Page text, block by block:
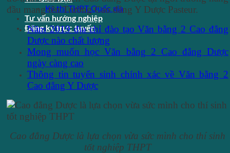
Kỳ thi THPT Quốc gia
Tư vấn hướng nghiệp
Đăng ký trực tuyến
đầu mang tên Trường Cao đẳng Y Dược Pasteur.
Năm 2019 địa chỉ đào tạo Văn bằng 2 Cao đẳng
Dược nào chất lượng
Mong muốn học Văn bằng 2 Cao đẳng Dược
ngày càng cao
Thông tin tuyển sinh chính xác về Văn bằng 2
Cao đẳng Y Dược
Cao đẳng Dược là lựa chọn vừa sức mình cho thí sinh
tốt nghiệp THPT